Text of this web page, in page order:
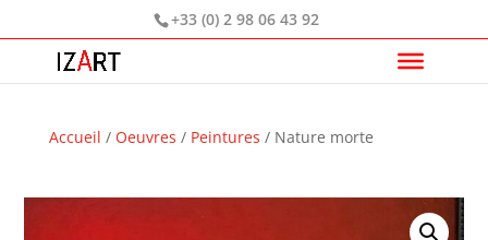
+33 (0) 2 98 06 43 92
Accueil / Oeuvres / Peintures / Nature morte